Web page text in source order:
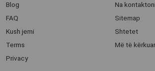
Blog
FAQ
Kush jemi
Terms
Privacy
Na
Sitemap
Shtetet
Më të